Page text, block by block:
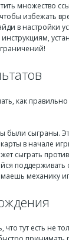
множество
избежать
в настройки
инструкциям,
как правильно
были сыграны.
в начале
сыграть
поддерживать
механику
тут есть не